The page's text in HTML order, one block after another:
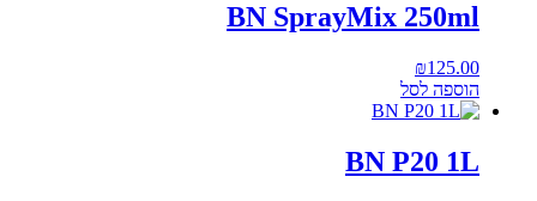
BN SprayMix 250ml
₪125.00
הוספה לסל
BN P20 1L